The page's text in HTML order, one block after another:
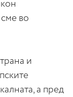
во
и
а пред